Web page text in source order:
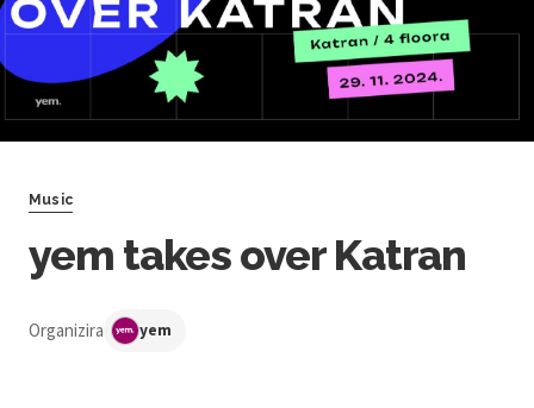
Music
yem takes over Katran
Organizira yem